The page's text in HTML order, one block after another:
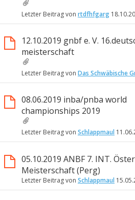
Letzter Beitrag von rtdfhfgarg
12.10.2019 gnbf e. V.
meisterschaft
Letzter Beitrag von Das Schwäbische
08.06.2019 inba/pnba world
championships 2019
Letzter Beitrag von Schlappmaul
05.10.2019 ANBF 7. INT.
Meisterschaft (Perg)
Letzter Beitrag von Schlappmaul